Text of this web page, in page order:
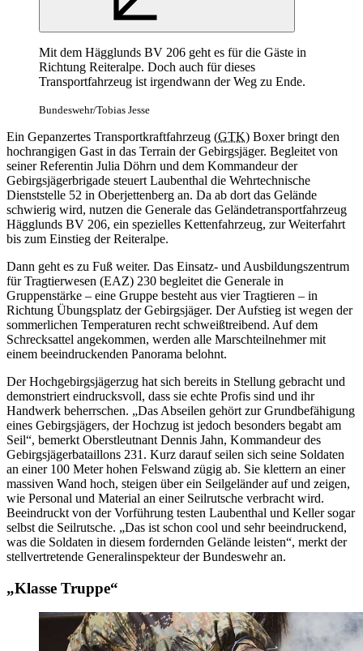
Mit dem Hägglunds BV 206 geht es für die Gäste in
Richtung Reiteralpe. Doch auch für dieses
Transportfahrzeug ist irgendwann der Weg zu Ende.
Bundeswehr/Tobias Jesse
Ein Gepanzertes Transportkraftfahrzeug (GTK) Boxer bringt den
hochrangigen Gast in das Terrain der Gebirgsjäger. Begleitet von
seiner Referentin Julia Döhrn und dem Kommandeur der
Gebirgsjägerbrigade steuert Laubenthal die Wehrtechnische
Dienststelle 52 in Oberjettenberg an. Da ab dort das Gelände
schwierig wird, nutzen die Generale das Geländetransportfahrzeug
Hägglunds BV 206, ein spezielles Kettenfahrzeug, zur Weiterfahrt
bis zum Einstieg der Reiteralpe.
Dann geht es zu Fuß weiter. Das Einsatz- und Ausbildungszentrum
für Tragtierwesen (EAZ) 230 begleitet die Generale in
Gruppenstärke – eine Gruppe besteht aus vier Tragtieren – in
Richtung Übungsplatz der Gebirgsjäger. Der Aufstieg ist wegen der
sommerlichen Temperaturen recht schweißtreibend. Auf dem
Schrecksattel angekommen, werden alle Marschteilnehmer mit
einem beeindruckenden Panorama belohnt.
Der Hochgebirgsjägerzug hat sich bereits in Stellung gebracht und
demonstriert eindrucksvoll, dass sie echte Profis sind und ihr
Handwerk beherrschen. „Das Abseilen gehört zur Grundbefähigung
eines Gebirgsjägers, der Hochzug ist jedoch besonders begabt am
Seil“, bemerkt Oberstleutnant Dennis Jahn, Kommandeur des
Gebirgsjägerbataillons 231. Kurz darauf seilen sich seine Soldaten
an einer 100 Meter hohen Felswand zügig ab. Sie klettern an einer
massiven Wand hoch, steigen über ein Seilgeländer auf und zeigen,
wie Personal und Material an einer Seilrutsche verbracht wird.
Beeindruckt von der Vorführung testen Laubenthal und Keller sogar
selbst die Seilrutsche. „Das ist schon cool und sehr beeindruckend,
was die Soldaten in diesem fordernden Gelände leisten“, merkt der
stellvertretende Generalinspekteur der Bundeswehr an.
„Klasse Truppe“